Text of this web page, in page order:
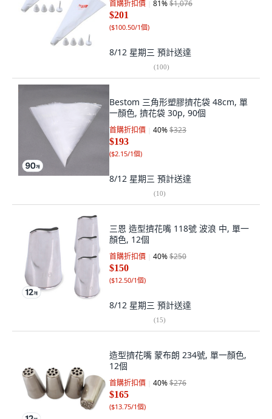
首購折扣價 81%$1,076
$201
($100.50/1個)
8/12 星期三 預計送達
(100)
Bestom 三角形塑膠擠花袋 48cm, 單
一顏色, 擠花袋 30p, 90個
首購折扣價 40%$323
$193
($2.15/1個)
8/12 星期三 預計送達
(10)
三恩 造型擠花嘴 118號 波浪 中, 單一
顏色, 12個
首購折扣價 40%$250
$150
($12.50/1個)
8/12 星期三 預計送達
(15)
造型擠花嘴 蒙布朗 234號, 單一顏色,
12個
首購折扣價 40%$276
$165
($13.75/1個)